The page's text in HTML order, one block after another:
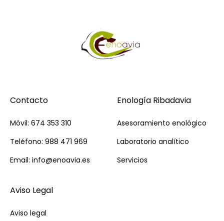
Contacto
Móvil: 674 353 310
Teléfono: 988 471 969
Email: info@enoavia.es
Enología Ribadavia
Asesoramiento enológico
Laboratorio analítico
Servicios
Aviso Legal
Aviso legal